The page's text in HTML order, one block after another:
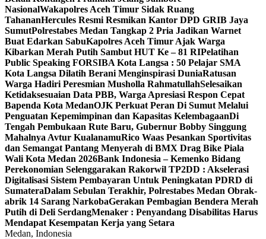
NasionalWakapolres Aceh Timur Sidak Ruang
TahananHercules Resmi Resmikan Kantor DPD GRIB Jaya
SumutPolrestabes Medan Tangkap 2 Pria Jadikan Warnet
Buat Edarkan SabuKapolres Aceh Timur Ajak Warga
Kibarkan Merah Putih Sambut HUT Ke – 81 RIPelatihan
Public Speaking FORSIBA Kota Langsa : 50 Pelajar SMA
Kota Langsa Dilatih Berani Menginspirasi DuniaRatusan
Warga Hadiri Peresmian Musholla RahmatullahSelesaikan
Ketidaksesuaian Data PBB, Warga Apresiasi Respon Cepat
Bapenda Kota MedanOJK Perkuat Peran Di Sumut Melalui
Penguatan Kepemimpinan dan Kapasitas KelembagaanDi
Tengah Pembukaan Rute Baru, Gubernur Bobby Singgung
Mahalnya Avtur KualanamuRico Waas Pesankan Sportivitas
dan Semangat Pantang Menyerah di BMX Drag Bike Piala
Wali Kota Medan 2026Bank Indonesia – Kemenko Bidang
Perekonomian Selenggarakan Rakorwil TP2DD : Akselerasi
Digitalisasi Sistem Pembayaran Untuk Peningkatan PDRD di
SumateraDalam Sebulan Terakhir, Polrestabes Medan Obrak-
abrik 14 Sarang NarkobaGerakan Pembagian Bendera Merah
Putih di Deli SerdangMenaker : Penyandang Disabilitas Harus
Mendapat Kesempatan Kerja yang Setara
Medan, Indonesia